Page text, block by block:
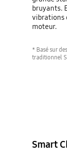
bruyants.
vibrations
moteur.
* Basé sur
traditionnel
Smart